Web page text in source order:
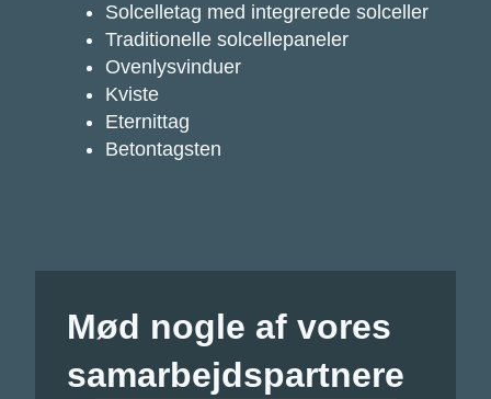
Solcelletag med integrerede solceller
Traditionelle solcellepaneler
Ovenlysvinduer
Kviste
Eternittag
Betontagsten
Mød nogle af vores
samarbejdspartnere